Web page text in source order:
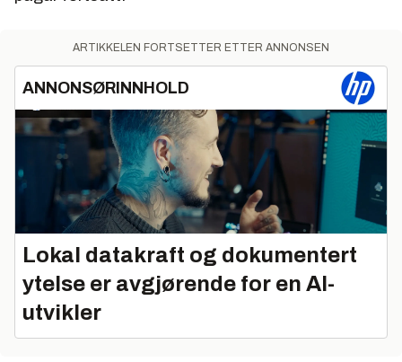
ARTIKKELEN FORTSETTER ETTER ANNONSEN
ANNONSØRINNHOLD
Lokal datakraft og dokumentert
ytelse er avgjørende for en AI-
utvikler